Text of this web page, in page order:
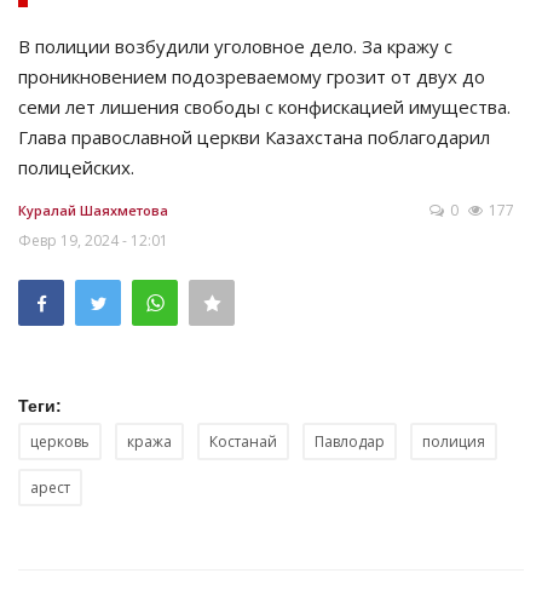
В полиции возбудили уголовное дело. За кражу с
проникновением подозреваемому грозит от двух до
семи лет лишения свободы с конфискацией имущества.
Глава православной церкви Казахстана поблагодарил
полицейских.
Куралай Шаяхметова
Февр 19, 2024 - 12:01
0 177
Теги:
церковь кража Костанай Павлодар полиция
арест